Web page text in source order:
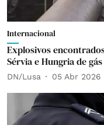
Internacional
Explosivos
Sérvia e Hungria de
DN/Lusa 05 Abr 2026